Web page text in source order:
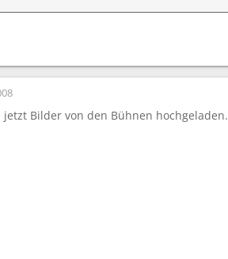
jetzt Bilder von den Bühnen hochgeladen.